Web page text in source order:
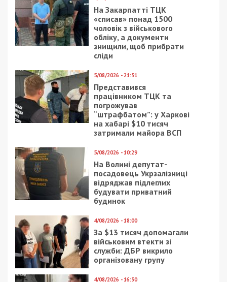
Деньги можно потратить до 1 мая:
ПриватБанк закрывает программу
Бонус+
В Украине ввели дополнительные
валютные ограничения для банков
Facebook
Telegram
Twitter
WhatsApp
ViberEmail
Категории:Суспільство| Метки:
Россией
Рекламні блоки дають нам змогу
залишатися незалежними ЗМІ, а вам -
отримувати найсвіжіші новини під ними.
Приєднуйтесь також до 49000 в Google News. Слідкуйте
за останніми новинами!
Приєднатися
Читайте також